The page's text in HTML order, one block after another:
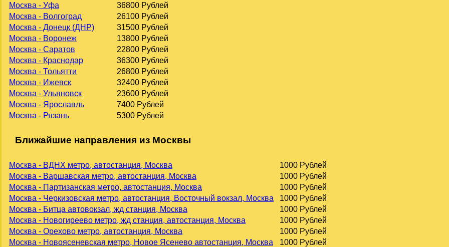
Москва - Уфа
36800 Рублей
Москва - Волгоград
26100 Рублей
Москва - Донецк (ДНР)
31500 Рублей
Москва - Воронеж
13800 Рублей
Москва - Саратов
22800 Рублей
Москва - Краснодар
36300 Рублей
Москва - Тольятти
26800 Рублей
Москва - Ижевск
32400 Рублей
Москва - Ульяновск
23600 Рублей
Москва - Ярославль
7400 Рублей
Москва - Рязань
5300 Рублей
Ближайшие направления из Москвы
Москва - ВДНХ метро, автостанция, Москва
1000 Рублей
Москва - Варшавская метро, автостанция, Москва
1000 Рублей
Москва - Партизанская метро, автостанция, Москва
1000 Рублей
Москва - Черкизовская метро, автостанция, Восточный вокзал, Москва
1000 Рублей
Москва - Битца автовокзал, жд станция, Москва
1000 Рублей
Москва - Новогиреево метро, жд станция, автостанция, Москва
1000 Рублей
Москва - Орехово метро, автостанция, Москва
1000 Рублей
Москва - Новоясеневская метро, Новое Ясенево автостанция, Москва
1000 Рублей